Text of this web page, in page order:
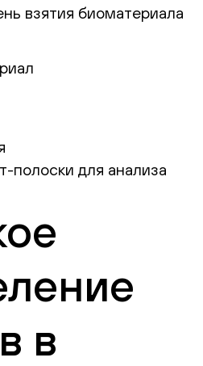
взятия биоматериала
полоски для анализа
в